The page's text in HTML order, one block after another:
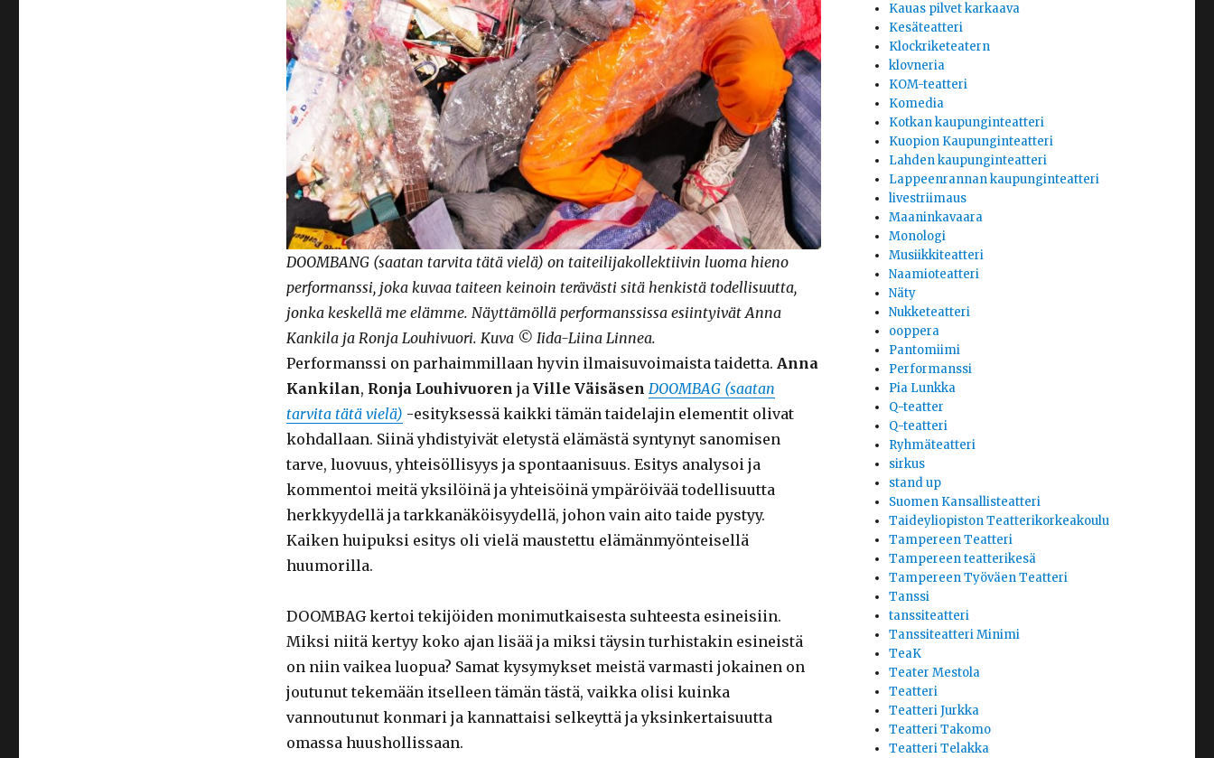
DOOMBANG (saatan tarvita tätä vielä) on taiteilijakollektiivin luoma hieno
performanssi, joka kuvaa taiteen keinoin terävästi sitä henkistä todellisuutta,
jonka keskellä me elämme. Näyttämöllä performanssissa esiintyivät Anna
Kankila ja Ronja Louhivuori. Kuva © Iida-Liina Linnea.
Performanssi on parhaimmillaan hyvin ilmaisuvoimaista taidetta. Anna
Kankilan, Ronja Louhivuoren ja Ville Väisäsen DOOMBAG (saatan
tarvita tätä vielä) -esityksessä kaikki tämän taidelajin elementit olivat
kohdallaan. Siinä yhdistyivät eletystä elämästä syntynyt sanomisen
tarve, luovuus, yhteisöllisyys ja spontaanisuus. Esitys analysoi ja
kommentoi meitä yksilöinä ja yhteisöinä ympäröivää todellisuutta
herkkyydellä ja tarkkanäköisyydellä, johon vain aito taide pystyy.
Kaiken huipuksi esitys oli vielä maustettu elämänmyönteisellä
huumorilla.
DOOMBAG kertoi tekijöiden monimutkaisesta suhteesta esineisiin.
Miksi niitä kertyy koko ajan lisää ja miksi täysin turhistakin esineistä
on niin vaikea luopua? Samat kysymykset meistä varmasti jokainen on
joutunut tekemään itselleen tämän tästä, vaikka olisi kuinka
vannoutunut konmari ja kannattaisi selkeyttä ja yksinkertaisuutta
omassa huushollissaan.
Kauas pilvet karkaava
Kesäteatteri
Klockriketeatern
klovneria
KOM-teatteri
Komedia
Kotkan kaupunginteatteri
Kuopion Kaupunginteatteri
Lahden kaupunginteatteri
Lappeenrannan kaupunginteatteri
livestriimaus
Maaninkavaara
Monologi
Musiikkiteatteri
Naamioteatteri
Näty
Nukketeatteri
ooppera
Pantomiimi
Performanssi
Pia Lunkka
Q-teatter
Q-teatteri
Ryhmäteatteri
sirkus
stand up
Suomen Kansallisteatteri
Taideyliopiston Teatterikorkeakoulu
Tampereen Teatteri
Tampereen teatterikesä
Tampereen Työväen Teatteri
Tanssi
tanssiteatteri
Tanssiteatteri Minimi
TeaK
Teater Mestola
Teatteri
Teatteri Jurkka
Teatteri Takomo
Teatteri Telakka